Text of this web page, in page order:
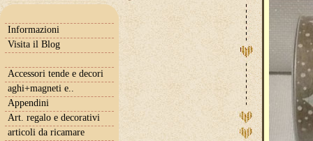
Informazioni
Visita il Blog
Accessori tende e decori
aghi+magneti e..
Appendini
Art. regalo e decorativi
articoli da ricamare